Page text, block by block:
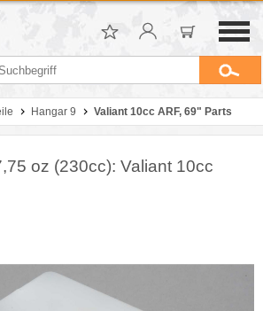
Hangar 9 Valiant 10cc ARF, 69" Parts
oz (230cc): Valiant 10cc